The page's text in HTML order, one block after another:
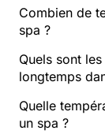
Combien de
spa ?
Quels sont
longtemps
Quelle
un spa ?